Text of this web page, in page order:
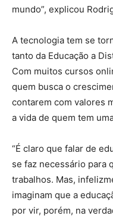
mundo”, explicou
A tecnologia tem se
tanto da Educação a
Com muitos cursos
quem busca o
contarem com valores
a vida de quem tem
“É claro que falar de
se faz necessário para
trabalhos. Mas,
imaginam que a
por vir, porém, na